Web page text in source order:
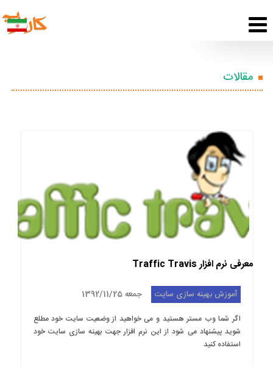
مقالات
معرفی نرم افزار Traffic Travis
آموزش بهینه سازی سایت جمعه 1392/11/25
اگر شما وب مستر هستید و می خواهید از وضعیت سایت خود مطلع
شوید پیشنهاد می شود از این نرم افزار جهت بهینه سازی سایت خود
استفاده کنید